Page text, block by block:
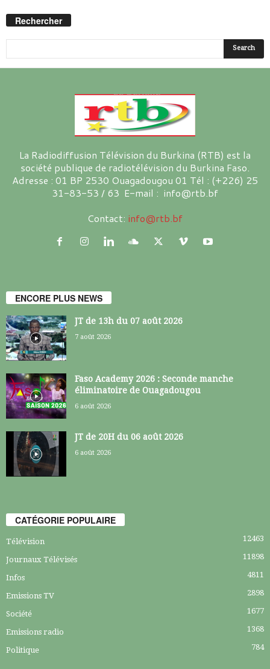
Rechercher
La Radiodiffusion Télévision du Burkina (RTB) est la
société publique de radiotélévision du Burkina Faso.
Adresse : 01 BP 2530 Ouagadougou 01 Tél : (+226) 25
31-83-53 / 63 E-mail : info@rtb.bf
Contact: info@rtb.bf
ENCORE PLUS NEWS
JT de 13h du 07 août 2026
7 août 2026
Faso Academy 2026 : Seconde manche
éliminatoire de Ouagadougou
6 août 2026
JT de 20H du 06 août 2026
6 août 2026
CATÉGORIE POPULAIRE
Télévision 12463
Journaux Télévisés 11898
Infos 4811
Emissions TV 2898
Société 1677
Emissions radio 1368
Politique 784